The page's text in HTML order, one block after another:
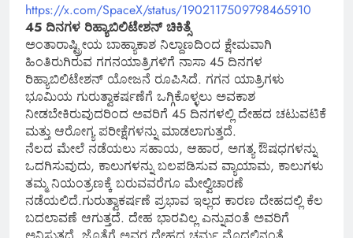
https://x.com/SpaceX/status/1902117509798465910
45 ದಿನಗಳ ರಿಹ್ಯಾಬಿಲಿಟೇಶನ್ ಚಿಕಿತ್ಸೆ
ಅಂತಾರಾಷ್ಟ್ರೀಯ ಬಾಹ್ಯಾಕಾಶ ನಿಲ್ದಾಣದಿಂದ ಕ್ಷೇಮವಾಗಿ
ಹಿಂತಿರುಗಿರುವ ಗಗನಯಾತ್ರಿಗಳಿಗೆ ನಾಸಾ 45 ದಿನಗಳ
ರಿಹ್ಯಾಬಿಲಿಟೇಶನ್ ಯೋಜನೆ ರೂಪಿಸಿದೆ. ಗಗನ ಯಾತ್ರಿಗಳು
ಭೂಮಿಯ ಗುರುತ್ವಾಕರ್ಷಣೆಗೆ ಒಗ್ಗಿಕೊಳ್ಳಲು ಅವಕಾಶ
ನೀಡಬೇಕಿರುವುದರಿಂದ ಅವರಿಗೆ 45 ದಿನಗಳಲ್ಲಿ ದೇಹದ ಚಟುವಟಿಕೆ
ಮತ್ತು ಆರೋಗ್ಯ ಪರೀಕ್ಷೆಗಳನ್ನು ಮಾಡಲಾಗುತ್ತದೆ.
ನೆಲದ ಮೇಲೆ ನಡೆಯಲು ಸಹಾಯ, ಆಹಾರ, ಅಗತ್ಯ ಔಷಧಗಳನ್ನು
ಒದಗಿಸುವುದು, ಕಾಲುಗಳನ್ನು ಬಲಪಡಿಸುವ ವ್ಯಾಯಾಮ, ಕಾಲುಗಳು
ತಮ್ಮ ನಿಯಂತ್ರಣಕ್ಕೆ ಬರುವವರೆಗೂ ಮೇಲ್ವಿಚಾರಣೆ
ನಡೆಯಲಿದೆ.ಗುರುತ್ವಾಕರ್ಷಣೆ ಪ್ರಭಾವ ಇಲ್ಲದ ಕಾರಣ ದೇಹದಲ್ಲಿ ಕೆಲ
ಬದಲಾವಣೆ ಆಗುತ್ತದೆ. ದೇಹ ಭಾರವಿಲ್ಲ ಎನ್ನುವಂತೆ ಅವರಿಗೆ